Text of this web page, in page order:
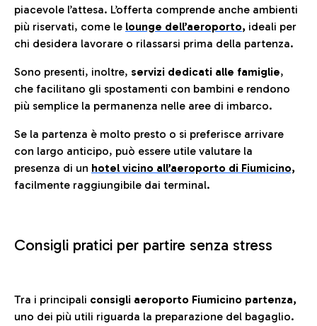
piacevole l’attesa. L’offerta comprende anche ambienti
più riservati, come le lounge dell’aeroporto, ideali per
chi desidera lavorare o rilassarsi prima della partenza.
Sono presenti, inoltre, servizi dedicati alle famiglie,
che facilitano gli spostamenti con bambini e rendono
più semplice la permanenza nelle aree di imbarco.
Se la partenza è molto presto o si preferisce arrivare
con largo anticipo, può essere utile valutare la
presenza di un hotel vicino all’aeroporto di Fiumicino,
facilmente raggiungibile dai terminal.
Consigli pratici per partire senza stress
Tra i principali consigli aeroporto Fiumicino partenza,
uno dei più utili riguarda la preparazione del bagaglio.